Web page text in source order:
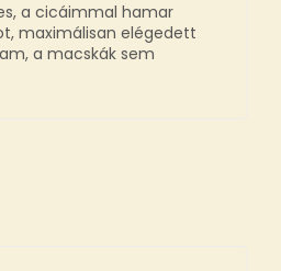
a cicáimmal hamar
maximálisan elégedett
a macskák sem